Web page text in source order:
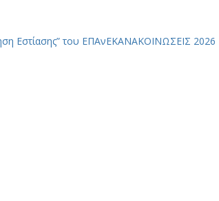
Εστίασης” του ΕΠΑνΕΚΑΝΑΚΟΙΝΩΣΕΙΣ 2026